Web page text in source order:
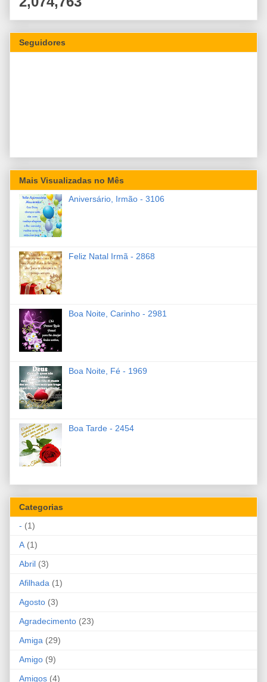
Seguidores
Mais Visualizadas no Mês
Aniversário, Irmão - 3106
Feliz Natal Irmã - 2868
Boa Noite, Carinho - 2981
Boa Noite, Fé - 1969
Boa Tarde - 2454
Categorias
- (1)
A (1)
Abril (3)
Afilhada (1)
Agosto (3)
Agradecimento (23)
Amiga (29)
Amigo (9)
Amigos (4)